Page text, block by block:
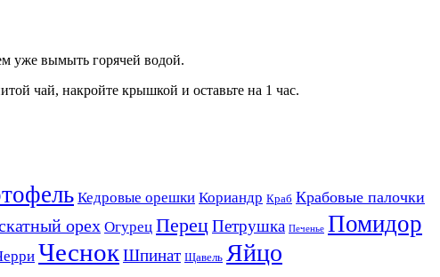
уже вымыть горячей водой.
чай, накройте крышкой и оставьте на 1 час.
Кедровые орешки Кориандр Краб Крабовые палочки
орех Огурец ПерецПетрушка Печенье Помидор
ЧеснокШпинат Щавель Яйцо